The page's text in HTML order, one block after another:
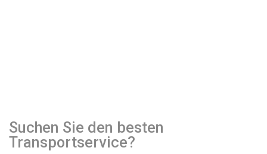
Suchen Sie den besten
Transportservice?